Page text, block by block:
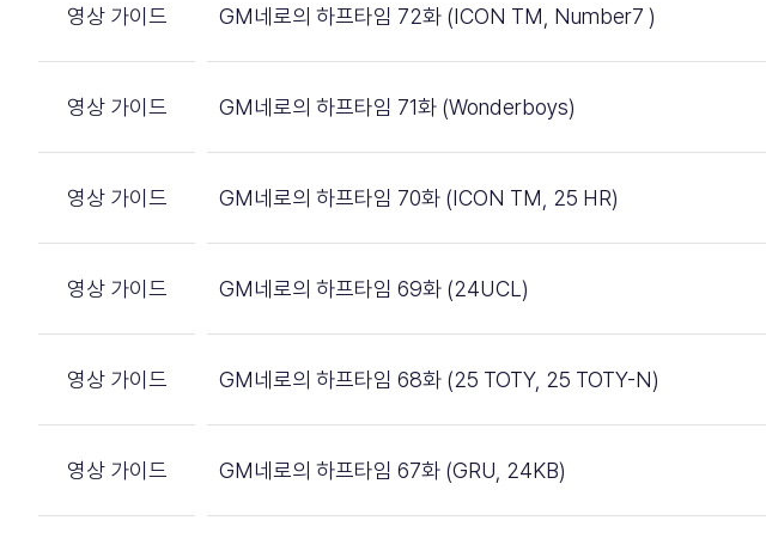
영상 가이드 GM네로의 하프타임 72화 (ICON TM, Number7 )
영상 가이드 GM네로의 하프타임 71화 (Wonderboys)
영상 가이드 GM네로의 하프타임 70화 (ICON TM, 25 HR)
영상 가이드 GM네로의 하프타임 69화 (24UCL)
영상 가이드 GM네로의 하프타임 68화 (25 TOTY, 25 TOTY-N)
영상 가이드 GM네로의 하프타임 67화 (GRU, 24KB)